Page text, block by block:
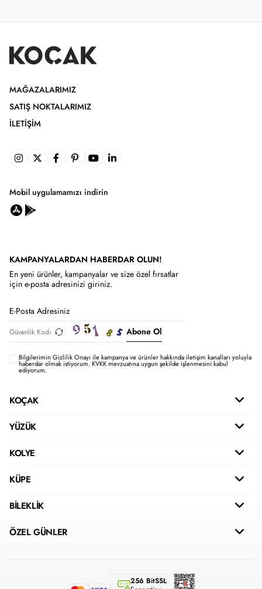
MAĞAZALARIMIZ
SATIŞ NOKTALARIMIZ
İLETIŞIM
Mobil uygulamamızı indirin
KAMPANYALARDAN HABERDAR OLUN!
En yeni ürünler, kampanyalar ve size özel fırsatlar
için e-posta adresinizi giriniz.
Abone Ol
Bilgilerimin Gizlilik Onayı ile kampanya ve ürünler hakkında iletişim kanalları yoluyla
haberdar olmak istiyorum.KVKK mevzuatına uygun şekilde işlenmesini kabul
ediyorum.
KOÇAK
YÜZÜK
KOLYE
KÜPE
BİLEKLİK
ÖZEL GÜNLER
256 BitSSL